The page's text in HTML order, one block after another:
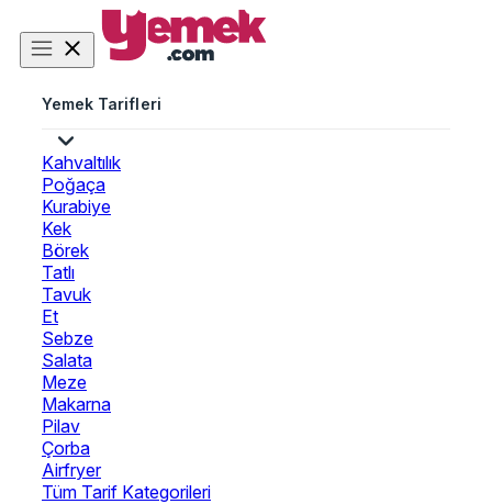
Yemek Tarifleri
Kahvaltılık
Poğaça
Kurabiye
Kek
Börek
Tatlı
Tavuk
Et
Sebze
Salata
Meze
Makarna
Pilav
Çorba
Airfryer
Tüm Tarif Kategorileri